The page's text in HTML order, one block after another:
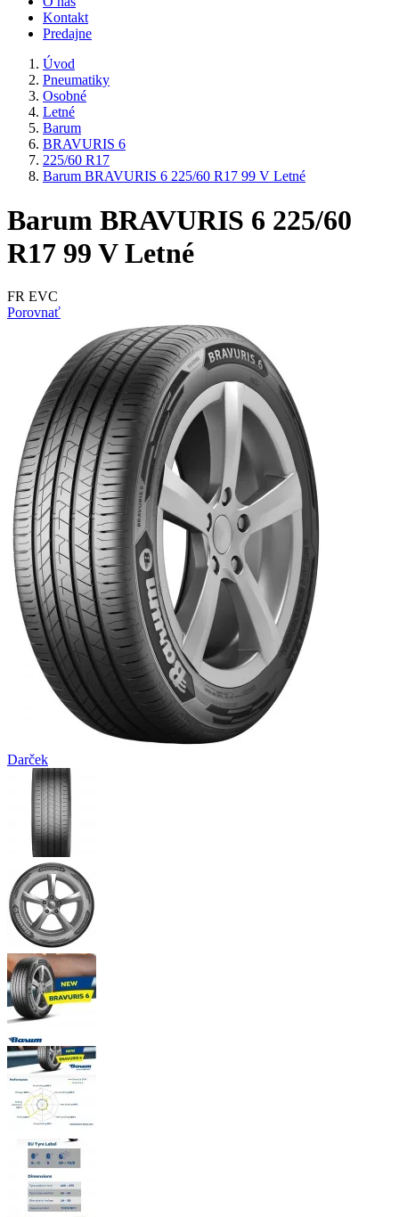
Kontakt
Predajne
Úvod
Pneumatiky
Osobné
Letné
Barum
BRAVURIS 6
225/60 R17
Barum BRAVURIS 6 225/60 R17 99 V Letné
Barum BRAVURIS 6 225/60
R17 99 V Letné
FR EVC
Porovnať
Darček